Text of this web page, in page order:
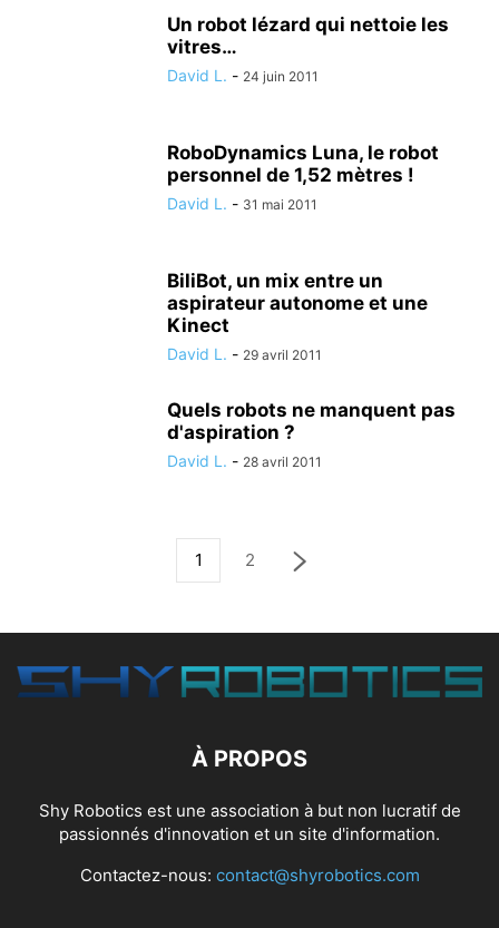
Un robot lézard qui nettoie les
vitres…
David L. - 24 juin 2011
RoboDynamics Luna, le robot
personnel de 1,52 mètres !
David L. - 31 mai 2011
BiliBot, un mix entre un
aspirateur autonome et une
Kinect
David L. - 29 avril 2011
Quels robots ne manquent pas
d'aspiration ?
David L. - 28 avril 2011
1 2
À PROPOS
Shy Robotics est une association à but non lucratif de
passionnés d'innovation et un site d'information.
Contactez-nous: contact@shyrobotics.com